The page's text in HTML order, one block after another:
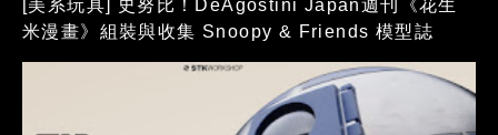
[美系玩具] 史努比！DeAgostini Japan週刊《花生
米漫畫》組裝與收集 Snoopy & Friends 模型誌